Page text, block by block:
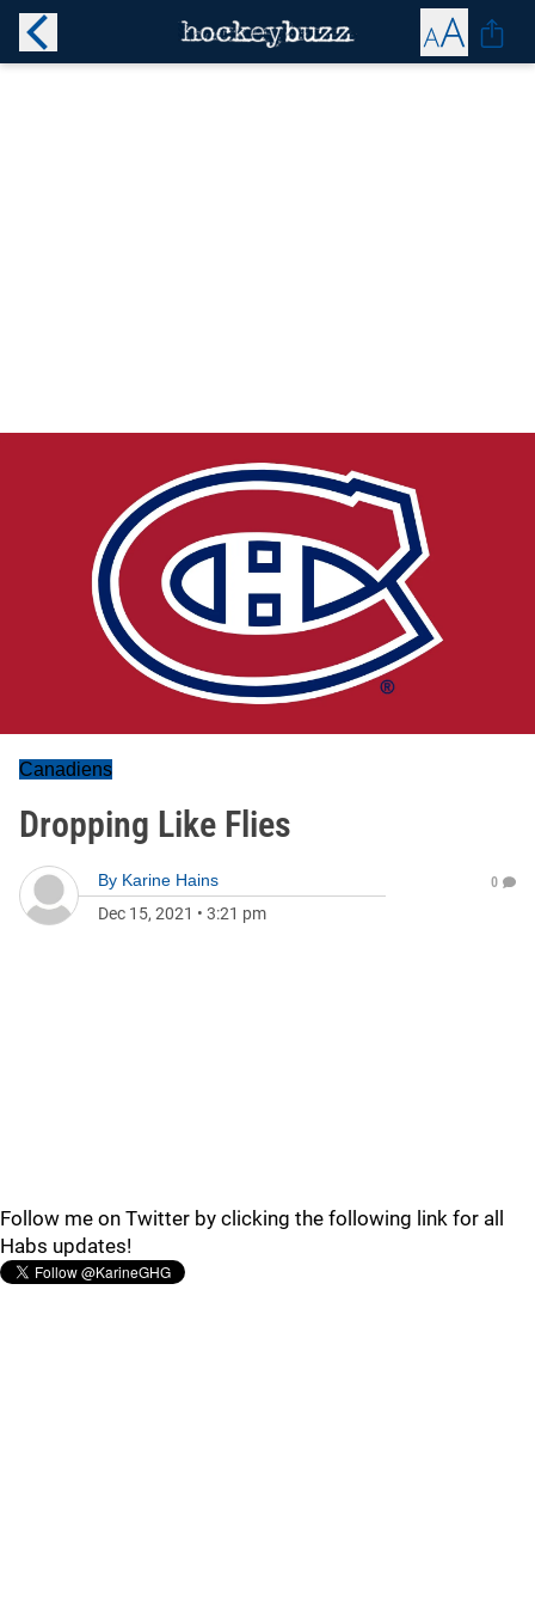
Canadiens
Dropping Like Flies
By Karine Hains
Dec 15, 2021 • 3:21 pm
0
Follow me on Twitter by clicking the following link for all
Habs updates!